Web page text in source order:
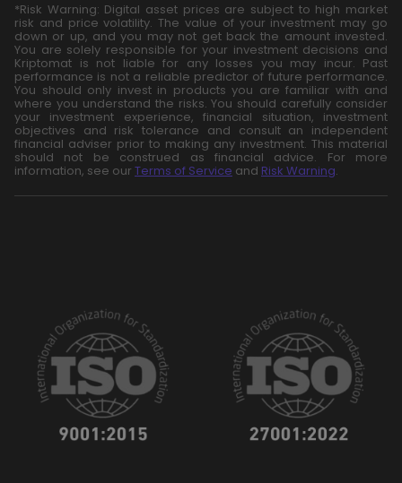
*Risk Warning: Digital asset prices are subject to high market
risk and price volatility. The value of your investment may go
down or up, and you may not get back the amount invested.
You are solely responsible for your investment decisions and
Kriptomat is not liable for any losses you may incur. Past
performance is not a reliable predictor of future performance.
You should only invest in products you are familiar with and
where you understand the risks. You should carefully consider
your investment experience, financial situation, investment
objectives and risk tolerance and consult an independent
financial adviser prior to making any investment. This material
should not be construed as financial advice. For more
information, see our Terms of Service and Risk Warning.